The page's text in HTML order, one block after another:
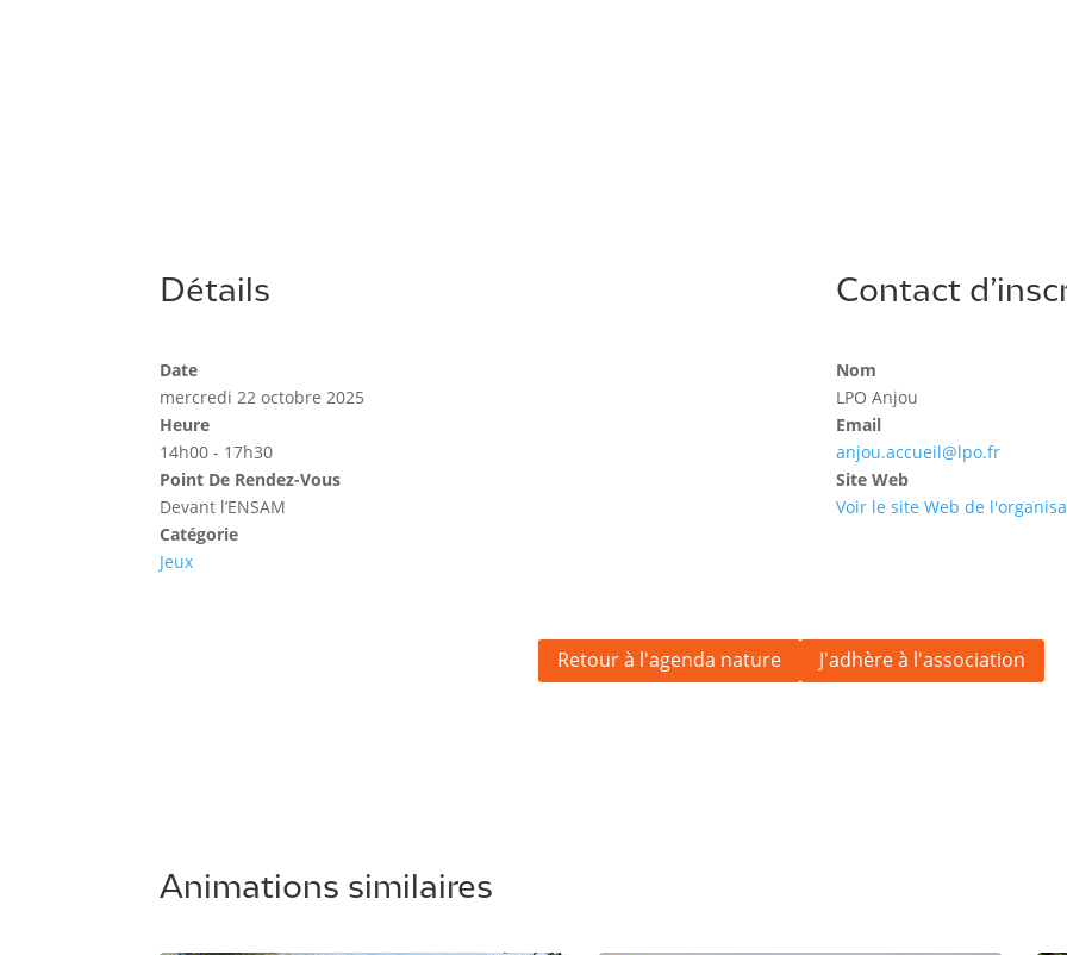
Détails
Date
mercredi 22 octobre 2025
Heure
14h00 - 17h30
Point De Rendez-Vous
Devant l’ENSAM
Catégorie
Jeux
Contact
Nom
LPO Anjou
Email
anjou.accueil@lpo.fr
Site Web
Voir le site Web de
Retour à l'agenda nature J'adhère à l'association
Animations similaires